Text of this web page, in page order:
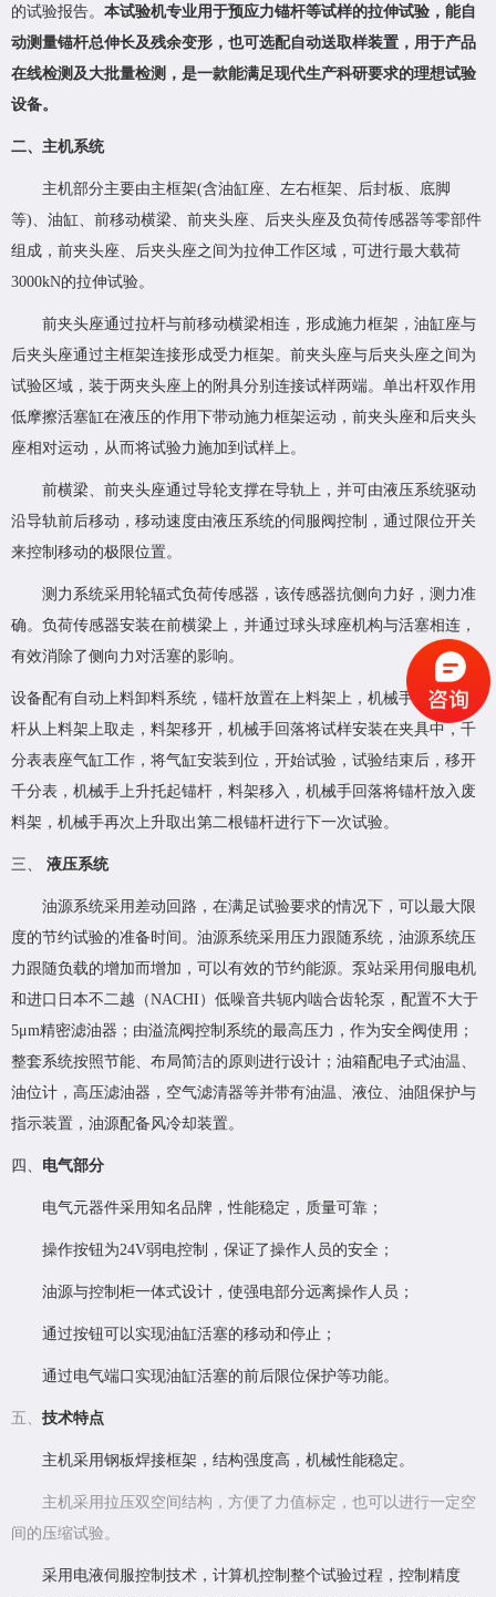
的试验报告。 本试验机专业用于预应力锚杆等试样的拉伸试验，能自
动测量锚杆总伸长及残余变形，也可选配自动送取样装置，用于产品
在线检测及大批量检测， 是一款能满足现代生产科研要求的理想试验
设备。
二、 主机系统
主机部分主要由主框架(含油缸座 、左右框架、后封板、底脚
等)、油缸、前移动横梁、前夹头座、后夹头座及负荷传感器等零部件
组成，前夹头座、后夹头座之间为拉伸工作区域，可进行最大载荷
3000kN的拉伸试验。
前夹头座通过拉杆与前移动横梁相连，形成施力框架，油缸座与
后夹头座通过主框架连接形成受力框架。前夹头座与后夹头座之间为
试验区域，装于两夹头座上的附具分别连接试样两端。单出杆双作用
低摩擦活塞缸在液压的作用下带动施力框架运动，前夹头座和后夹头
座相对运动，从而将试验力施加到试样上。
前横梁、前夹头座通过导轮支撑在导轨上，并可由液压系统驱动
沿导轨前后移动，移动速度由液压系统的伺服阀控制，通过限位开关
来控制移动的极限位置。
测力系统采用轮辐式负荷传感器，该传感器抗侧向力好，测力准
确。负荷传感器安装在前横梁上，并通过球头球座机构与活塞相连，
有效消除了侧向力对活塞的影响。
设备配有自动上料卸料系统，锚杆放置在上料架上，机械手上升将锚
杆从上料架上取走，料架移开 ，机械手回落将试样安装在夹具中，千
分表表座气缸工作，将气缸安装到位，开始试验，试验结束后，移开
千分表，机械手上升托起锚杆，料架移入，机械手回落将锚杆放入废
料架，机械手再次上升取出第二根锚杆进行下一次试验。
三、 液压系统
油源系统采用差动回路，在满足试验要求的情况下，可以最大限
度的节约试验的准备时间。油源系统采用压力跟随系统，油源系统压
力跟随负载的增加而增加，可以有效的节约能源。泵站采用伺服电机
和进口日本不二越（NACHI）低噪音共轭内啮合齿轮泵，配置不大于
5μm精密滤油器；由溢流阀控制系统的最高压力，作为安全阀使用；
整套系统按照节能、布局简洁的原则进行设计；油箱配电子式油温、
油位计，高压滤油器，空气滤清器等并带有油温、液位、油阻保护与
指示装置，油源配备风冷却装置。
四、 电气部分
电气元器件采用知名品牌，性能稳定，质量可靠；
操作按钮为24V弱电控制，保证了操作人员的安全；
油源与控制柜一体式设计，使强电部分远离操作人员；
通过按钮可以实现油缸活塞的移动和停止；
通过电气端口实现油缸活塞的前后限位保护等功能。
五、 技术特点
主机采用钢板焊接框架，结构强度高，机械性能稳定。
主机采用拉压双空间结构，方便了力值标定，也可以进行一定空
间的压缩试验。
采用电液伺服控制技术，计算机控制整个试验过程，控制精度